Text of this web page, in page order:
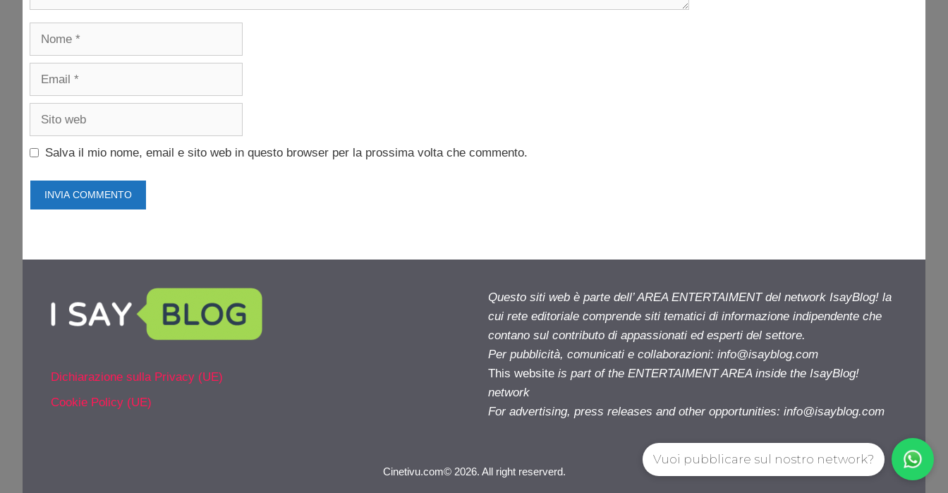
Nome
Email
Sito
Salva il mio nome, email e sito web in questo browser per la prossima volta che commento.
Dichiarazione sulla Privacy (UE)
Cookie Policy (UE)
Questo siti web è parte dell’ AREA ENTERTAIMENT del network IsayBlog! la
cui rete editoriale comprende siti tematici di informazione indipendente che
contano sul contributo di appassionati ed esperti del settore.
Per pubblicità, comunicati e collaborazioni: info@isayblog.com
This website is part of the ENTERTAIMENT AREA inside the IsayBlog!
network
For advertising, press releases and other opportunities: info@isayblog.com
Cinetivu.com© 2026. All right reserverd.
Vuoi pubblicare sul nostro network?